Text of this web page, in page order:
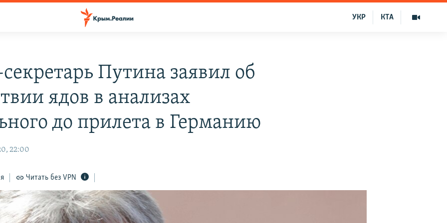
КТА
УКР
Путина заявил об
ядов в анализах
до прилета в Германию
22:00
Читать без VPN